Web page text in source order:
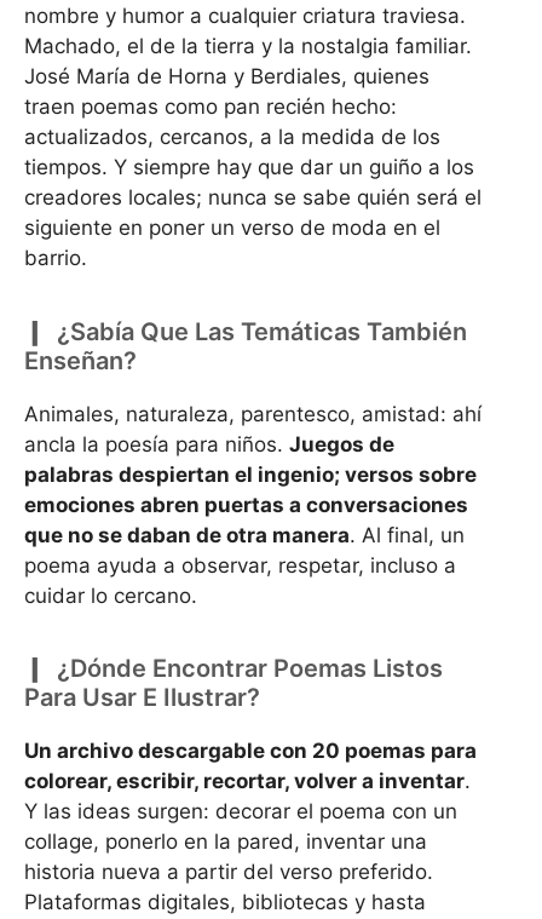
nombre y humor a cualquier criatura traviesa.
Machado, el de la tierra y la nostalgia familiar.
José María de Horna y Berdiales, quienes
traen poemas como pan recién hecho:
actualizados, cercanos, a la medida de los
tiempos. Y siempre hay que dar un guiño a los
creadores locales; nunca se sabe quién será el
siguiente en poner un verso de moda en el
barrio.
¿Sabía Que Las Temáticas También
Enseñan?
Animales, naturaleza, parentesco, amistad: ahí
ancla la poesía para niños. Juegos de
palabras despiertan el ingenio; versos sobre
emociones abren puertas a conversaciones
que no se daban de otra manera. Al final, un
poema ayuda a observar, respetar, incluso a
cuidar lo cercano.
¿Dónde Encontrar Poemas Listos
Para Usar E Ilustrar?
Un archivo descargable con 20 poemas para
colorear, escribir, recortar, volver a inventar.
Y las ideas surgen: decorar el poema con un
collage, ponerlo en la pared, inventar una
historia nueva a partir del verso preferido.
Plataformas digitales, bibliotecas y hasta